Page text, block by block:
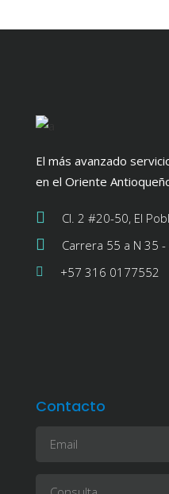
El más avanzado
en el Oriente
Cl. 2 #20-50, El
Carrera 55 a N 35
+57 316 0177552
Contacto